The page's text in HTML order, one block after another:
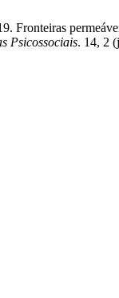
Fronteiras
Psicossociais. 14, 2